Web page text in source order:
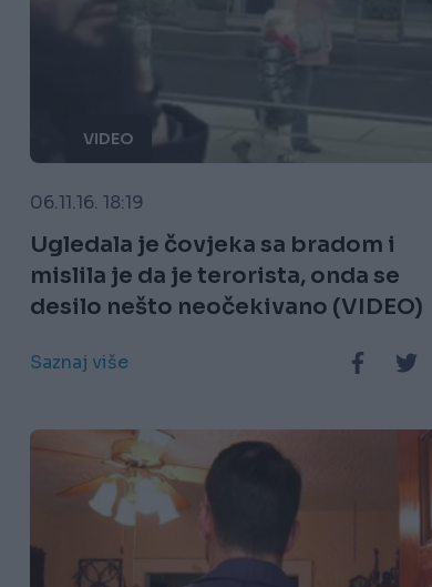
VIDEO
06.11.16. 18:19
Ugledala je čovjeka sa bradom i
mislila je da je terorista, onda se
desilo nešto neočekivano (VIDEO)
Saznaj više